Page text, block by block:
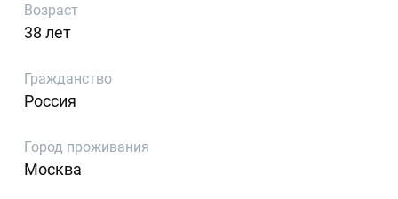
Возраст
38 лет
Гражданство
Россия
Город проживания
Москва